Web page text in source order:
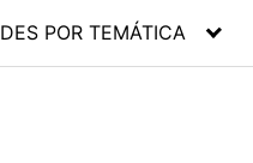
POR TEMÁTICA